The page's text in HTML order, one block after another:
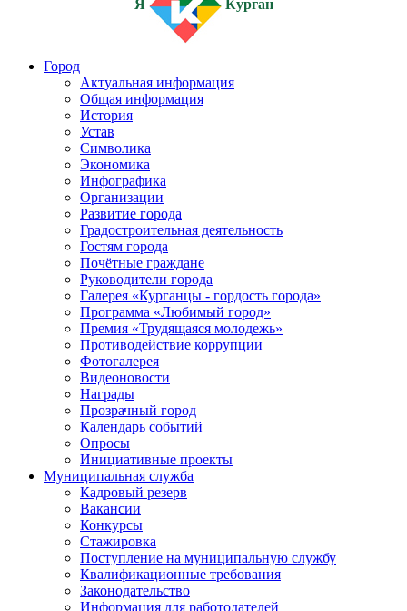
Я Курган
Город
Актуальная информация
Общая информация
История
Устав
Символика
Экономика
Инфографика
Организации
Развитие города
Градостроительная деятельность
Гостям города
Почётные граждане
Руководители города
Галерея «Курганцы - гордость города»
Программа «Любимый город»
Премия «Трудящаяся молодежь»
Противодействие коррупции
Фотогалерея
Видеоновости
Награды
Прозрачный город
Календарь событий
Опросы
Инициативные проекты
Муниципальная служба
Кадровый резерв
Вакансии
Конкурсы
Стажировка
Поступление на муниципальную службу
Квалификационные требования
Законодательство
Информация для работодателей